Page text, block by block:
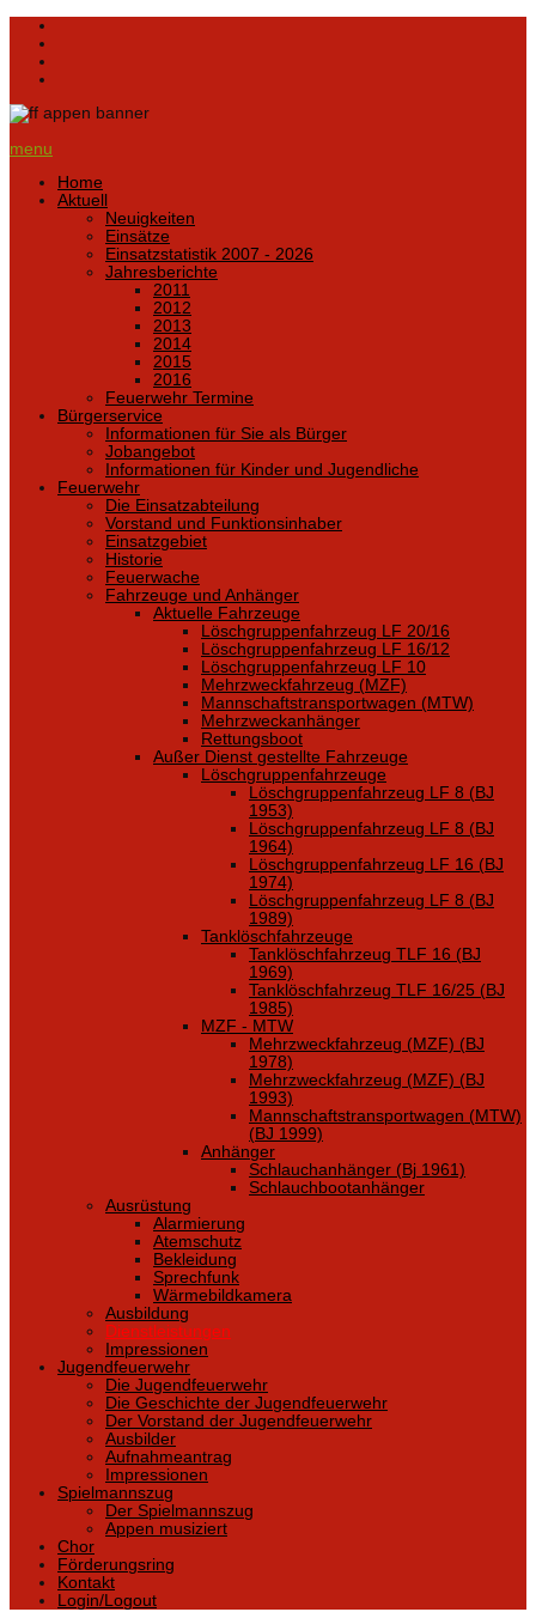
menu
Home
Aktuell
Neuigkeiten
Einsätze
Einsatzstatistik 2007 - 2026
Jahresberichte
2011
2012
2013
2014
2015
2016
Feuerwehr Termine
Bürgerservice
Informationen für Sie als Bürger
Jobangebot
Informationen für Kinder und Jugendliche
Feuerwehr
Die Einsatzabteilung
Vorstand und Funktionsinhaber
Einsatzgebiet
Historie
Feuerwache
Fahrzeuge und Anhänger
Aktuelle Fahrzeuge
Löschgruppenfahrzeug LF 20/16
Löschgruppenfahrzeug LF 16/12
Löschgruppenfahrzeug LF 10
Mehrzweckfahrzeug (MZF)
Mannschaftstransportwagen (MTW)
Mehrzweckanhänger
Rettungsboot
Außer Dienst gestellte Fahrzeuge
Löschgruppenfahrzeuge
Löschgruppenfahrzeug LF 8 (BJ
1953)
Löschgruppenfahrzeug LF 8 (BJ
1964)
Löschgruppenfahrzeug LF 16 (BJ
1974)
Löschgruppenfahrzeug LF 8 (BJ
1989)
Tanklöschfahrzeuge
Tanklöschfahrzeug TLF 16 (BJ
1969)
Tanklöschfahrzeug TLF 16/25 (BJ
1985)
MZF - MTW
Mehrzweckfahrzeug (MZF) (BJ
1978)
Mehrzweckfahrzeug (MZF) (BJ
1993)
Mannschaftstransportwagen (MTW)
(BJ 1999)
Anhänger
Schlauchanhänger (Bj 1961)
Schlauchbootanhänger
Ausrüstung
Alarmierung
Atemschutz
Bekleidung
Sprechfunk
Wärmebildkamera
Ausbildung
Dienstleistungen
Impressionen
Jugendfeuerwehr
Die Jugendfeuerwehr
Die Geschichte der Jugendfeuerwehr
Der Vorstand der Jugendfeuerwehr
Ausbilder
Aufnahmeantrag
Impressionen
Spielmannszug
Der Spielmannszug
Appen musiziert
Chor
Förderungsring
Kontakt
Login/Logout